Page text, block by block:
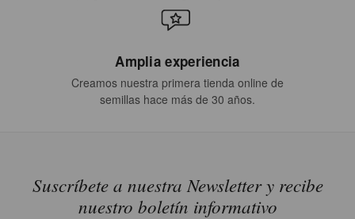
Amplia experiencia
Creamos nuestra primera tienda online de
semillas hace más de 30 años.
Suscríbete a nuestra Newsletter y recibe
nuestro boletín informativo